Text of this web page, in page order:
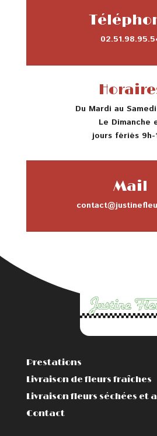
Du Mardi au
Le Dimanche
jours fériés 9h-
Mail
Prestations
Livraison de fleurs fraîches
Livraison fleurs séchées et
Contact